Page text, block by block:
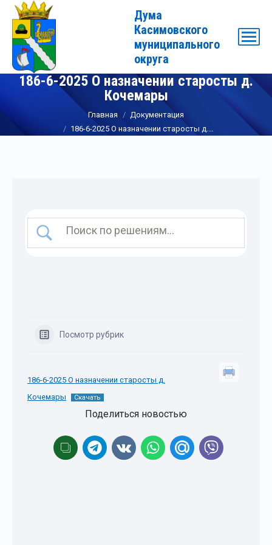
Дума
Касимовского
муниципального
округа
186-6-2025 О назначении старосты д.
Кочемары
Главная
Документация
186-6-2025 О назначении старосты д.…
Посмотр рубрик
186-6-2025 О назначении старосты д.
Кочемары
Скачать
Поделиться новостью